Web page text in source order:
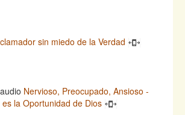
sin miedo de la Verdad
Nervioso, Preocupado, Ansioso -
la Oportunidad de Dios